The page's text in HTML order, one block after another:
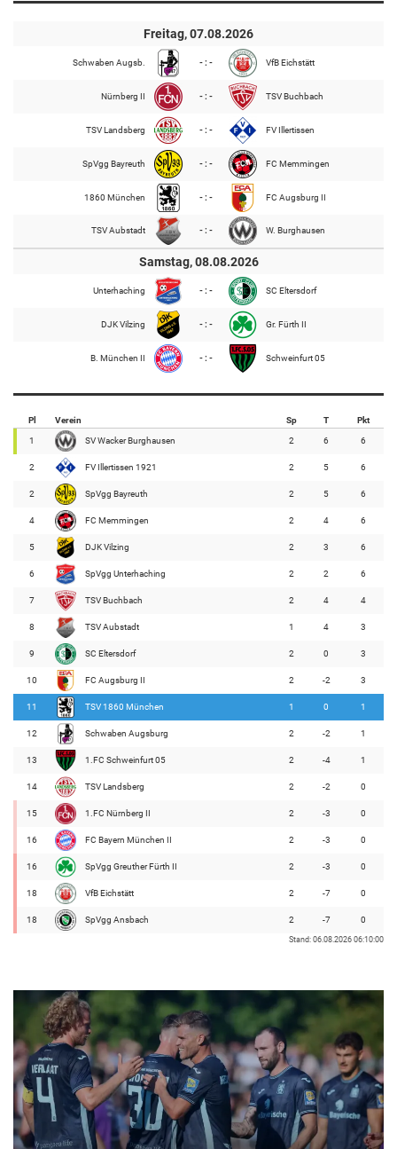
Freitag, 07.08.2026
Schwaben Augsb. - : - VfB Eichstätt
Nürnberg II - : - TSV Buchbach
TSV Landsberg - : - FV Illertissen
SpVgg Bayreuth - : - FC Memmingen
1860 München - : - FC Augsburg II
TSV Aubstadt - : - W. Burghausen
Samstag, 08.08.2026
Unterhaching - : - SC Eltersdorf
DJK Vilzing - : - Gr. Fürth II
B. München II - : - Schweinfurt 05
Pl Verein Sp T Pkt
1 SV Wacker Burghausen 2 6 6
2 FV Illertissen 1921 2 5 6
2 SpVgg Bayreuth 2 5 6
4 FC Memmingen 2 4 6
5 DJK Vilzing 2 3 6
6 SpVgg Unterhaching 2 2 6
7 TSV Buchbach 2 4 4
8 TSV Aubstadt 1 4 3
9 SC Eltersdorf 2 0 3
10 FC Augsburg II 2 -2 3
11 TSV 1860 München 1 0 1
12 Schwaben Augsburg 2 -2 1
13 1.FC Schweinfurt 05 2 -4 1
14 TSV Landsberg 2 -2 0
15 1.FC Nürnberg II 2 -3 0
16 FC Bayern München II 2 -3 0
16 SpVgg Greuther Fürth II 2 -3 0
18 VfB Eichstätt 2 -7 0
18 SpVgg Ansbach 2 -7 0
Stand: 06.08.2026 06:10:00